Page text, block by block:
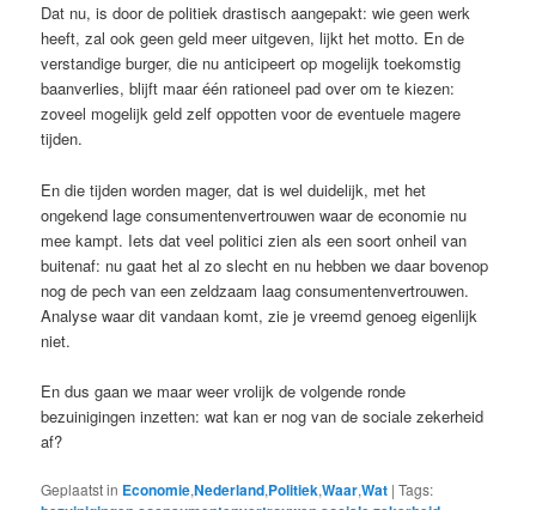
Dat nu, is door de politiek drastisch aangepakt: wie geen werk
heeft, zal ook geen geld meer uitgeven, lijkt het motto. En de
verstandige burger, die nu anticipeert op mogelijk toekomstig
baanverlies, blijft maar één rationeel pad over om te kiezen:
zoveel mogelijk geld zelf oppotten voor de eventuele magere
tijden.
En die tijden worden mager, dat is wel duidelijk, met het
ongekend lage consumentenvertrouwen waar de economie nu
mee kampt. Iets dat veel politici zien als een soort onheil van
buitenaf: nu gaat het al zo slecht en nu hebben we daar bovenop
nog de pech van een zeldzaam laag consumentenvertrouwen.
Analyse waar dit vandaan komt, zie je vreemd genoeg eigenlijk
niet.
En dus gaan we maar weer vrolijk de volgende ronde
bezuinigingen inzetten: wat kan er nog van de sociale zekerheid
af?
Geplaatst in Economie,Nederland,Politiek,Waar,Wat |Tags: